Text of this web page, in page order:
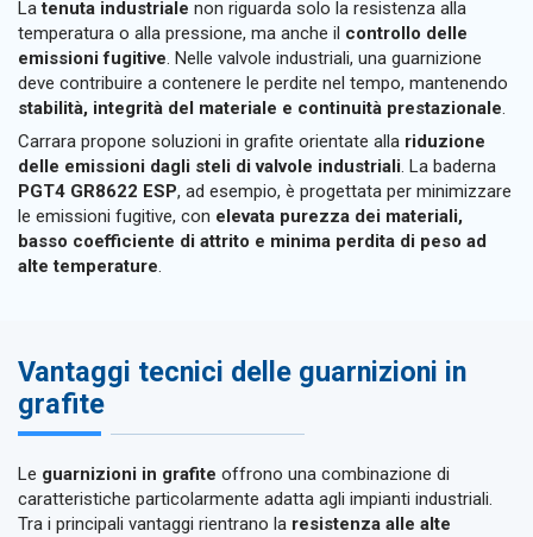
Latenuta industriale non riguarda solo la resistenza alla
temperatura o alla pressione, ma anche il controllo delle
emissioni fugitive. Nelle valvole industriali, una guarnizione
deve contribuire a contenere le perdite nel tempo, mantenendo
stabilità, integrità del materiale e continuità prestazionale.
Carrara propone soluzioni in grafite orientate alla riduzione
delle emissioni dagli steli di valvole industriali. La baderna
PGT4 GR8622 ESP, ad esempio, è progettata per minimizzare
le emissioni fugitive, con elevata purezza dei materiali,
basso coefficiente di attrito e minima perdita di peso ad
alte temperature.
Vantaggi tecnici delle guarnizioni in
grafite
Le guarnizioni in grafite offrono una combinazione di
caratteristiche particolarmente adatta agli impianti industriali.
Tra i principali vantaggi rientrano la resistenza alle alte